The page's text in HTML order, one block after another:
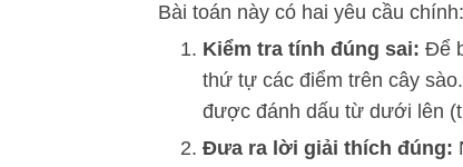
Bài toán này có hai yêu cầu chính:
Kiểm tra tính đúng sai: Để
thứ tự các điểm trên cây
được đánh dấu từ dưới lên
Đưa ra lời giải thích đúng: